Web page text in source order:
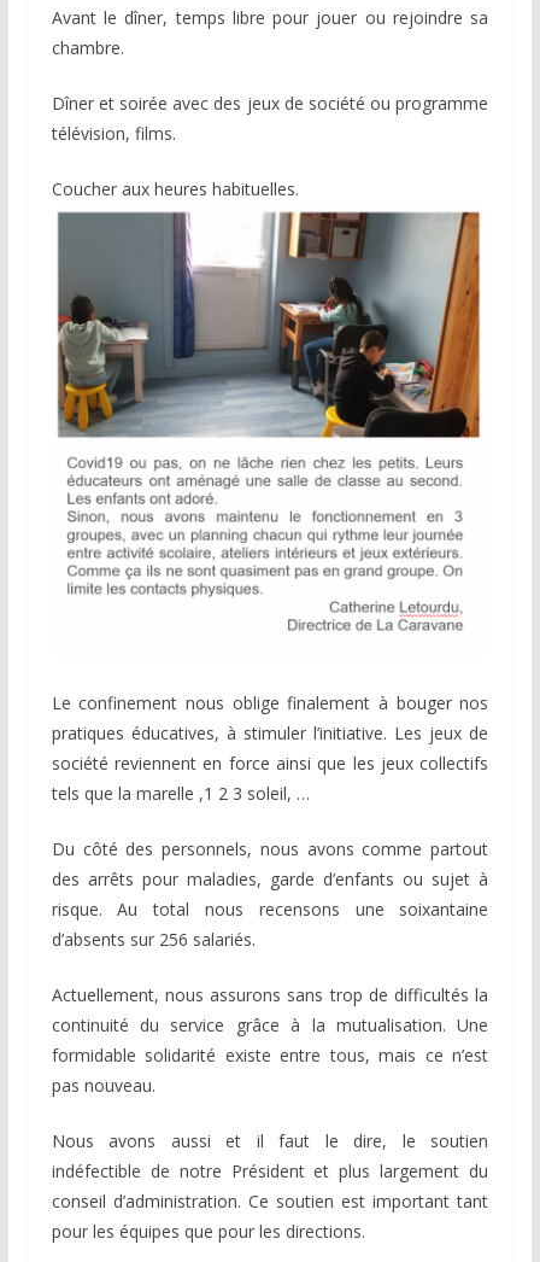
Avant le dîner, temps libre pour jouer ou rejoindre sa
chambre.
Dîner et soirée avec des jeux de société ou programme
télévision, films.
Coucher aux heures habituelles.
Le confinement nous oblige finalement à bouger nos
pratiques éducatives, à stimuler l’initiative. Les jeux de
société reviennent en force ainsi que les jeux collectifs
tels que la marelle ,1 2 3 soleil, …
Du côté des personnels, nous avons comme partout
des arrêts pour maladies, garde d’enfants ou sujet à
risque. Au total nous recensons une soixantaine
d’absents sur 256 salariés.
Actuellement, nous assurons sans trop de difficultés la
continuité du service grâce à la mutualisation. Une
formidable solidarité existe entre tous, mais ce n’est
pas nouveau.
Nous avons aussi et il faut le dire, le soutien
indéfectible de notre Président et plus largement du
conseil d’administration. Ce soutien est important tant
pour les équipes que pour les directions.